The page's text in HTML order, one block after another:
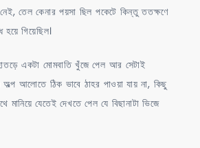
তেল কেনার পয়সা ছিল পকেটে কিন্তু ততক্ষণে
গিয়েছিল।
একটা মোমবাতি খুঁজে পেল আর সেটাই
অল্প আলোতে ঠিক ভাবে ঠাহর পাওয়া যায় না, কিছু
যেতেই দেখতে পেল যে বিছানাটা ভিজে